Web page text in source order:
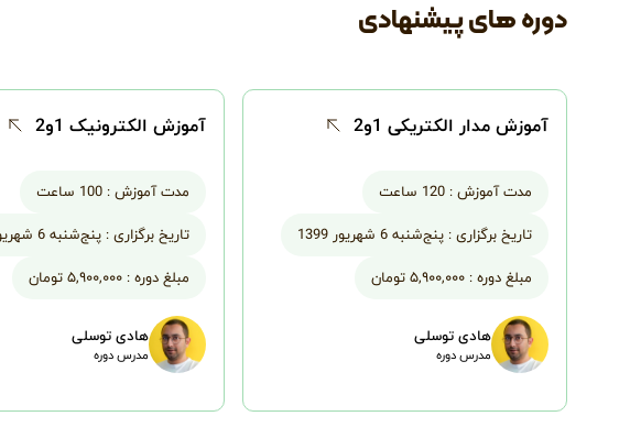
دوره های پیشنهادی
آموزش مدار الکتریکی 1و2
مدت آموزش : 120 ساعت
تاریخ برگزاری : پنج‌شنبه 6 شهریور 1399
مبلغ دوره : ۵,۹۰۰,۰۰۰ تومان
هادی توسلی
مدرس دوره
آموزش الکترونیک 1و2
مدت آموزش : 100 ساعت
تاریخ برگزاری : پنج‌شنبه 6 شهریور 1399
مبلغ دوره : ۵,۹۰۰,۰۰۰ تومان
هادی توسلی
مدرس دوره